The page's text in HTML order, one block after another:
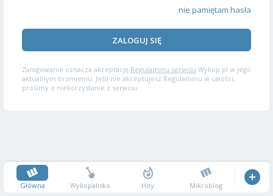
nie pamiętam hasła
ZALOGUJ SIĘ
Zalogowanie oznacza akceptację Regulaminu serwisu Wykop.pl w jego
aktualnym brzmieniu. Jeśli nie akceptujesz Regulaminu w całości,
prosimy o niekorzystanie z serwisu.
Główna Wykopalisko Hity Mikroblog